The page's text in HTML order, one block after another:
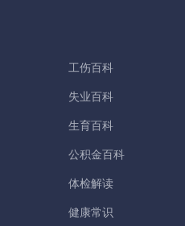
工伤百科
失业百科
生育百科
公积金百科
体检解读
健康常识